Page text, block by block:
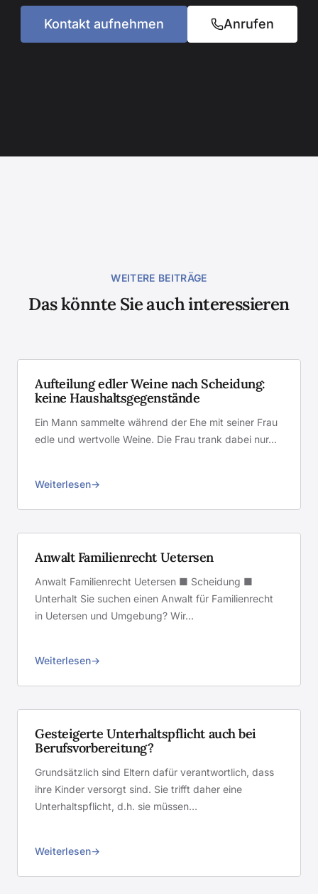
Kontakt aufnehmen Anrufen
WEITERE BEITRÄGE
Das könnte Sie auch interessieren
Aufteilung edler Weine nach Scheidung:
keine Haushaltsgegenstände
Ein Mann sammelte während der Ehe mit seiner Frau
edle und wertvolle Weine. Die Frau trank dabei nur…
Weiterlesen
Anwalt Familienrecht Uetersen
Anwalt Familienrecht Uetersen ■ Scheidung ■
Unterhalt Sie suchen einen Anwalt für Familienrecht
in Uetersen und Umgebung? Wir…
Weiterlesen
Gesteigerte Unterhaltspflicht auch bei
Berufsvorbereitung?
Grundsätzlich sind Eltern dafür verantwortlich, dass
ihre Kinder versorgt sind. Sie trifft daher eine
Unterhaltspflicht, d.h. sie müssen…
Weiterlesen